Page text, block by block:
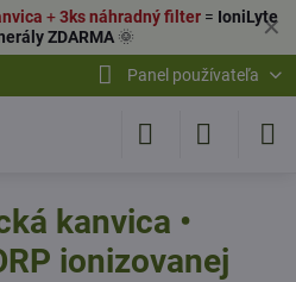
✕
+3ks náhradný filter= IoniLyte
ZDARMA 🌞
Panel používateľa
kanvica •
ionizovanej